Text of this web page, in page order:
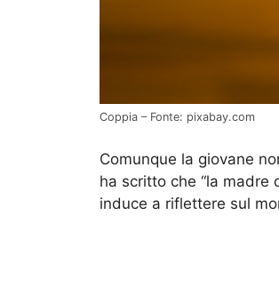
Coppia – Fonte: pixabay.com
Comunque la giovane
ha scritto che “la madre
induce a riflettere sul